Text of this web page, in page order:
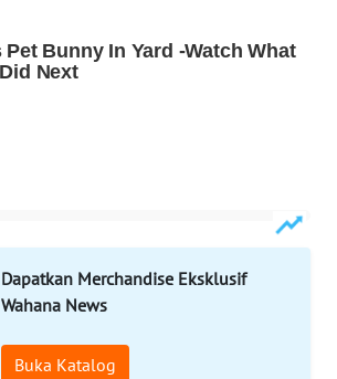
Dapatkan Merchandise Eksklusif
Wahana News
Buka Katalog